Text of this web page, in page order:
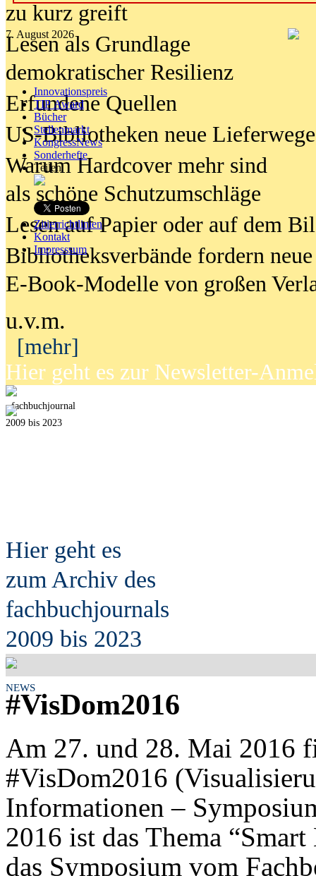
7. August 2026
Innovationspreis
TIP Award
Bücher
Stellenmarkt
KongressNews
Sonderhefte
Teilen
Zitierrichtlinien
Kontakt
Impresssum
zu kurz greift
Lesen als Grundlage
demokratischer Resilienz
Erfundene Quellen
US-Bibliotheken neue Lieferwege
Warum Hardcover mehr sind
als schöne Schutzumschläge
Lesen auf Papier oder auf dem
Bibliotheksverbände fordern neue
E-Book-Modelle von großen
u.v.m.
[mehr]
Hier geht es zur Newsletter-
fachbuchjournal
2009 bis 2023
Hier geht es
zum Archiv des
fachbuchjournals
2009 bis 2023
NEWS
#VisDom2016
Am 27. und 28. Mai 2016
#VisDom2016
Informationen –
2016 ist das Thema
das Symposium vom